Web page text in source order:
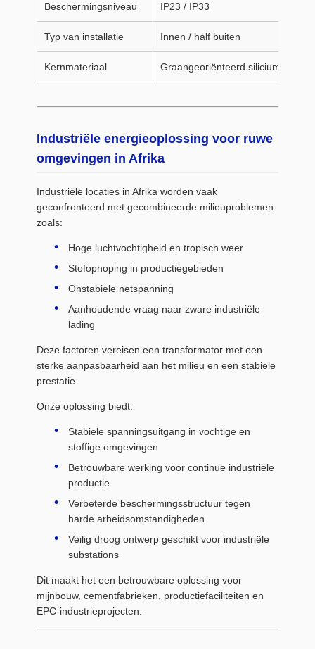
Beschermingsniveau IP23 / IP33
Typ van installatie Innen / half buiten
Kernmateriaal Graangeoriënteerd siliciumstaal
Industriële energieoplossing voor ruwe
omgevingen in Afrika
Industriële locaties in Afrika worden vaak
geconfronteerd met gecombineerde milieuproblemen
zoals:
Hoge luchtvochtigheid en tropisch weer
Stofophoping in productiegebieden
Onstabiele netspanning
Aanhoudende vraag naar zware industriële
lading
Deze factoren vereisen een transformator met een
sterke aanpasbaarheid aan het milieu en een stabiele
prestatie.
Onze oplossing biedt:
Stabiele spanningsuitgang in vochtige en
stoffige omgevingen
Betrouwbare werking voor continue industriële
productie
Verbeterde beschermingsstructuur tegen
harde arbeidsomstandigheden
Veilig droog ontwerp geschikt voor industriële
substations
Dit maakt het een betrouwbare oplossing voor
mijnbouw, cementfabrieken, productiefaciliteiten en
EPC-industrieprojecten.